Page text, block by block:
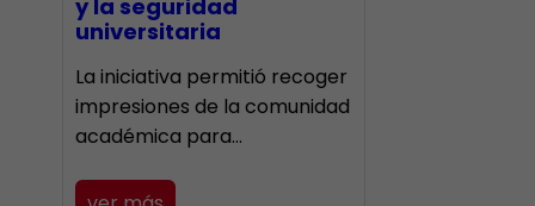
y la seguridad
universitaria
La iniciativa permitió recoger
impresiones de la comunidad
académica para…